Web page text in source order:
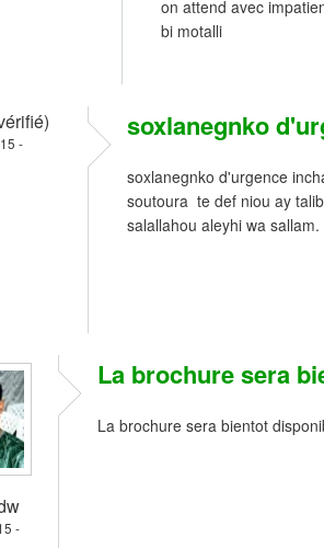
on attend avec
bi motalli
-
soxlanegnko
soxlanegnko d'urgence
soutoura te def niou ay
salallahou aleyhi wa sallam.
-
La brochure sera
La brochure sera bientot